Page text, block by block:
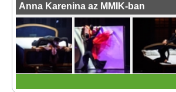
Anna Karenina az MMIK-ban